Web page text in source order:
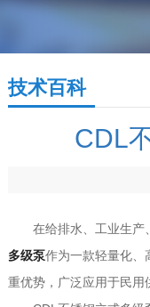
技术百科
CDL
在给排水、工业生产、
多级泵作为一款轻量化、
重优势，广泛应用于民